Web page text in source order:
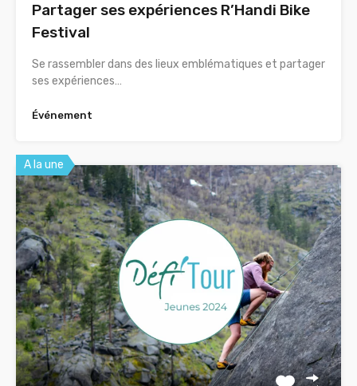
Partager ses expériences R’Handi Bike
Festival
Se rassembler dans des lieux emblématiques et partager
ses expériences…
Événement
A la une